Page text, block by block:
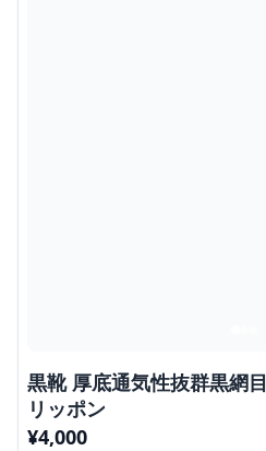
黒靴 厚底通気性抜群黒網
リッポン
¥4,000